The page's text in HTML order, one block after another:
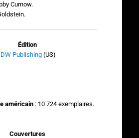
Curnow.
Édition
Publishing (US)
américain: 10 724 exemplaires.
Couvertures